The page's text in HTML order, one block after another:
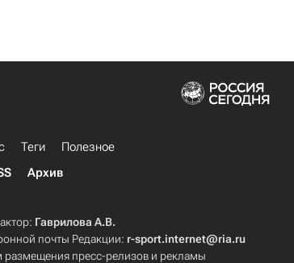
Теги
Полезное
Архив
Гаврилова А.В.
почты Редакции: r-sport.internet@ria.ru
размещения пресс-релизов и рекламы